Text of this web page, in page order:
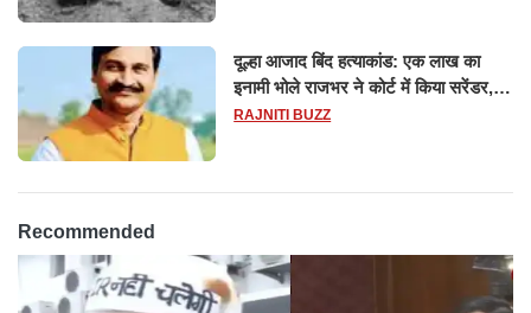
दूल्हा आजाद बिंद हत्याकांड: एक लाख का
इनामी भोले राजभर ने कोर्ट में किया सरेंडर,
14 दिन के लिए भेजा गया जेल
RAJNITI BUZZ
Recommended